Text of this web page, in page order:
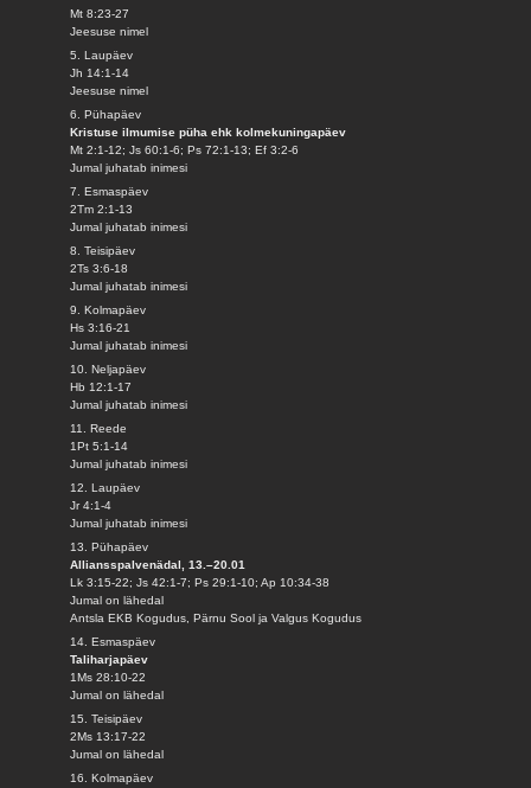
Mt 8:23-27
Jeesuse nimel
5. Laupäev
Jh 14:1-14
Jeesuse nimel
6. Pühapäev
Kristuse ilmumise püha ehk kolmekuningapäev
Mt 2:1-12; Js 60:1-6; Ps 72:1-13; Ef 3:2-6
Jumal juhatab inimesi
7. Esmaspäev
2Tm 2:1-13
Jumal juhatab inimesi
8. Teisipäev
2Ts 3:6-18
Jumal juhatab inimesi
9. Kolmapäev
Hs 3:16-21
Jumal juhatab inimesi
10. Neljapäev
Hb 12:1-17
Jumal juhatab inimesi
11. Reede
1Pt 5:1-14
Jumal juhatab inimesi
12. Laupäev
Jr 4:1-4
Jumal juhatab inimesi
13. Pühapäev
Alliansspalvenädal, 13.–20.01
Lk 3:15-22; Js 42:1-7; Ps 29:1-10; Ap 10:34-38
Jumal on lähedal
Antsla EKB Kogudus, Pärnu Sool ja Valgus Kogudus
14. Esmaspäev
Taliharjapäev
1Ms 28:10-22
Jumal on lähedal
15. Teisipäev
2Ms 13:17-22
Jumal on lähedal
16. Kolmapäev